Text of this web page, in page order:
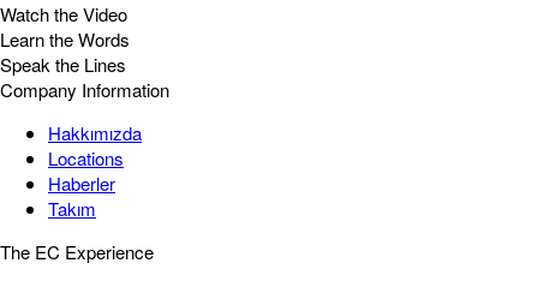
Watch the Video
Learn the Words
Speak the Lines
Company Information
Hakkımızda
Locations
Haberler
Takım
The EC Experience